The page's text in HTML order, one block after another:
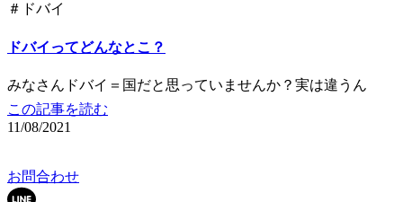
＃ドバイ
ドバイってどんなとこ？
みなさんドバイ＝国だと思っていませんか？実は違うん
この記事を読む
11/08/2021
お問合わせ